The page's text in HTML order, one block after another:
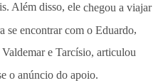
Além disso, ele chegou a viajar
se encontrar com o Eduardo,
e Tarcísio, articulou
o anúncio do apoio.